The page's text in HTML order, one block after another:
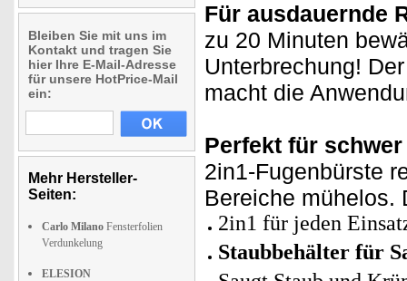
Bleiben Sie mit uns im
Kontakt und tragen Sie
hier Ihre E-Mail-Adresse
für unsere HotPrice-Mail
ein:
Mehr Hersteller-
Seiten:
Carlo Milano Fensterfolien
Verdunkelung
ELESION
Für ausdauernde
zu 20 Minuten
Unterbrechung!
macht die
Perfekt für
2in1-Fugenbürste
Bereiche mühelos.
2in1 für jeden
Staubbehälter für